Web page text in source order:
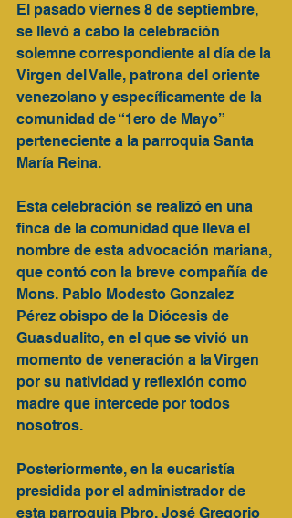
El pasado viernes 8 de septiembre,
se llevó a cabo la celebración
solemne correspondiente al día de la
Virgen del Valle, patrona del oriente
venezolano y específicamente de la
comunidad de “1ero de Mayo”
perteneciente a la parroquia Santa
María Reina.
Esta celebración se realizó en una
finca de la comunidad que lleva el
nombre de esta advocación mariana,
que contó con la breve compañía de
Mons. Pablo Modesto Gonzalez
Pérez obispo de la Diócesis de
Guasdualito, en el que se vivió un
momento de veneración a la Virgen
por su natividad y reflexión como
madre que intercede por todos
nosotros.
Posteriormente, en la eucaristía
presidida por el administrador de
esta parroquia Pbro. José Gregorio